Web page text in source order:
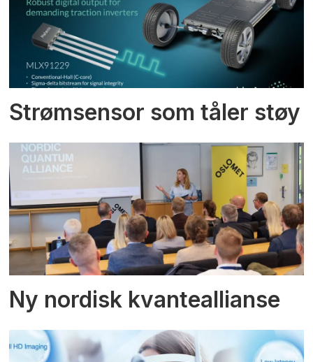
Strømsensor som tåler støy
Ny nordisk kvanteallianse